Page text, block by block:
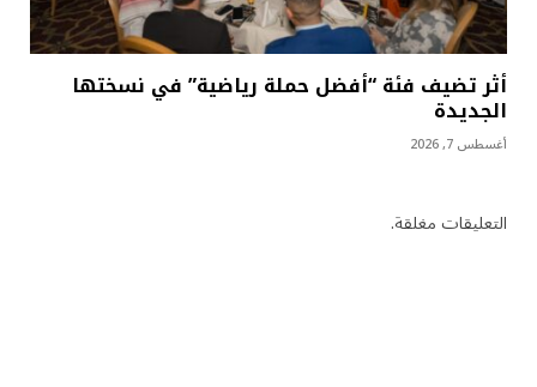
أثر تضيف فئة “أفضل حملة رياضية” في نسختها
الجديدة
أغسطس 7, 2026
التعليقات مغلقة.